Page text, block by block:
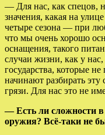
— Для нас, как спецов,
значения, какая на
четыре сезона — при
что мы очень хорошо
оснащения, такого
случаи жизни, как у
государства, которые
начинают разбирать
грязи. Для нас это не
— Есть ли сложности
оружия? Всё-таки не